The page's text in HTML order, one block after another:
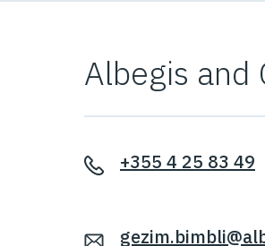
Albegis and
+355 4 25 83 49